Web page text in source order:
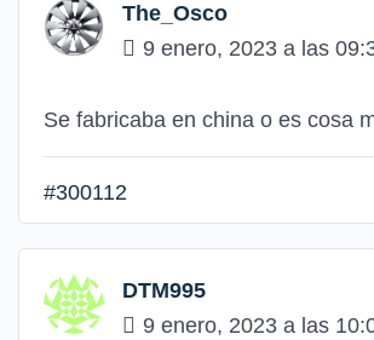
The_Osco
9 enero, 2023 a las
Se fabricaba en china o es cosa
#300112
DTM995
9 enero, 2023 a las